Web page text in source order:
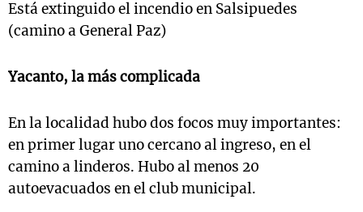
Está extinguido el incendio en Salsipuedes
(camino a General Paz)
Yacanto, la más complicada
En la localidad hubo dos focos muy importantes:
en primer lugar uno cercano al ingreso, en el
camino a linderos. Hubo al menos 20
autoevacuados en el club municipal.